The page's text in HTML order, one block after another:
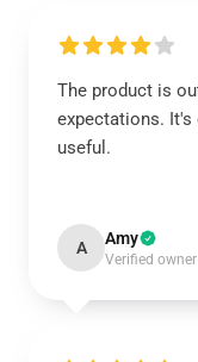
The product is
expectations. It's
useful.
A Amy
Verified owner